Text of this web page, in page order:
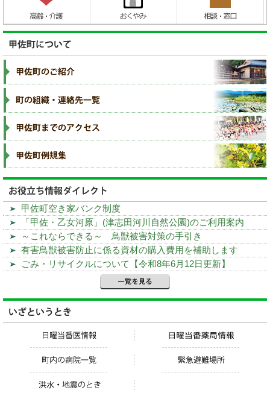
甲佐町空き家バンク制度
「甲佐・乙女河原」(津志田河川自然公園)のご利用案内
～これならできる～ 鳥獣被害対策の手引き
有害鳥獣被害防止に係る資材の購入費用を補助します
ごみ・リサイクルについて【令和8年6月12日更新】